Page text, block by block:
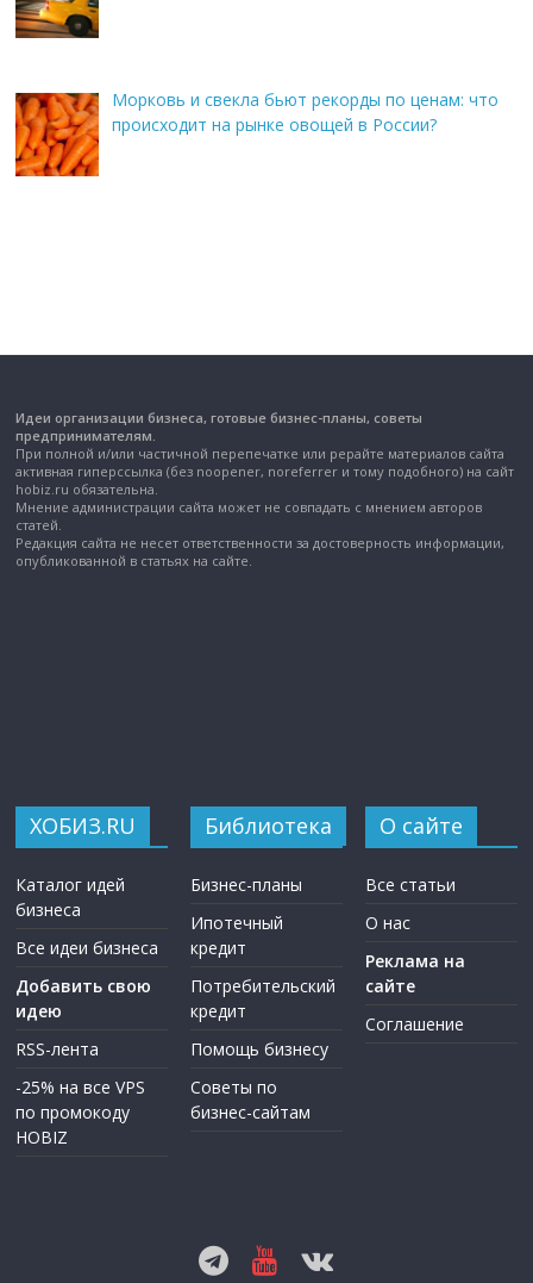
Морковь и свекла бьют рекорды по ценам: что
происходит на рынке овощей в России?
Идеи организации бизнеса, готовые бизнес-планы, советы
предпринимателям.
При полной и/или частичной перепечатке или рерайте материалов сайта
активная гиперссылка (без noopener, noreferrer и тому подобного) на сайт
hobiz.ru обязательна.
Мнение администрации сайта может не совпадать с мнением авторов
статей.
Редакция сайта не несет ответственности за достоверность информации,
опубликованной в статьях на сайте.
ХОБИЗ.RU
Каталог идей
бизнеса
Все идеи бизнеса
Добавить свою
идею
RSS-лента
-25% на все VPS
по промокоду
HOBIZ
Библиотека
Бизнес-планы
Ипотечный
кредит
Потребительский
кредит
Помощь бизнесу
Советы по
бизнес-сайтам
О сайте
Все статьи
О нас
Реклама на
сайте
Соглашение